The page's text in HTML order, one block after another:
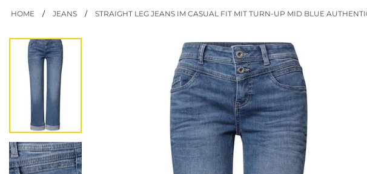
HOME / JEANS / STRAIGHT LEG JEANS IM CASUAL FIT MIT TURN-UP MID BLUE